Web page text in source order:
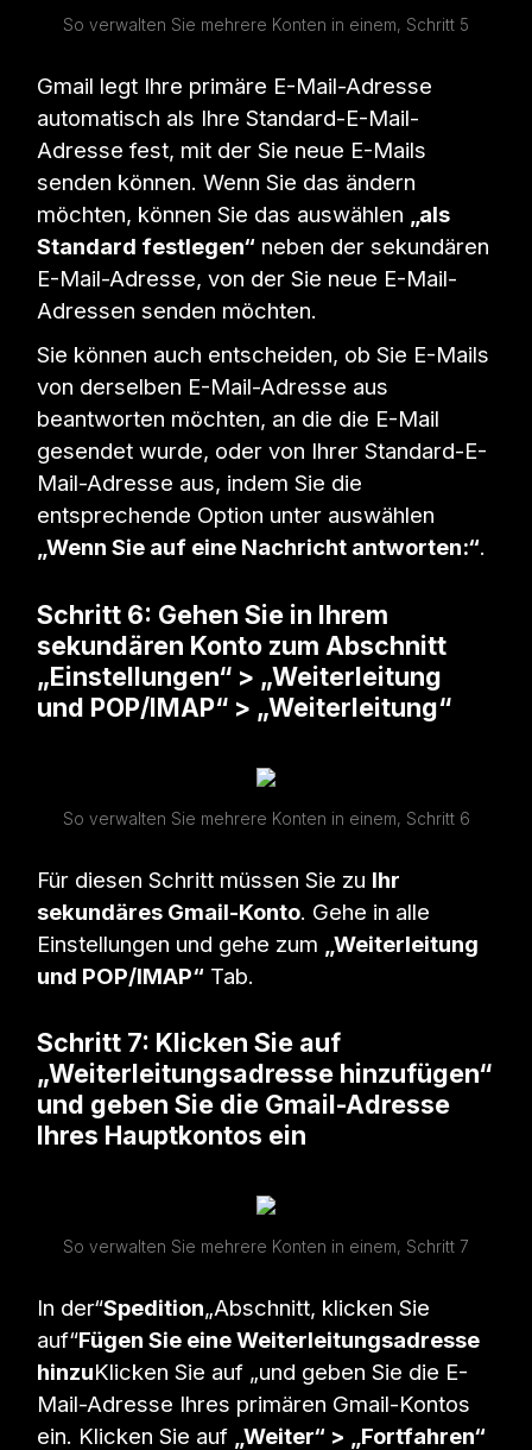
So verwalten Sie mehrere Konten in einem, Schritt 5
Gmail legt Ihre primäre E-Mail-Adresse
automatisch als Ihre Standard-E-Mail-
Adresse fest, mit der Sie neue E-Mails
senden können. Wenn Sie das ändern
möchten, können Sie das auswählen
„als
Standard festlegen“ neben der sekundären
E-Mail-Adresse, von der Sie neue E-Mail-
Adressen senden möchten.
Sie können auch entscheiden, ob Sie E-Mails
von derselben E-Mail-Adresse aus
beantworten möchten, an die die E-Mail
gesendet wurde, oder von Ihrer Standard-E-
Mail-Adresse aus, indem Sie die
entsprechende Option unter auswählen
„Wenn Sie auf eine Nachricht antworten:“.
Schritt 6: Gehen Sie in Ihrem
sekundären Konto zum Abschnitt
„Einstellungen“ > „Weiterleitung
und POP/IMAP“ > „Weiterleitung“
So verwalten Sie mehrere Konten in einem, Schritt 6
Für diesen Schritt müssen Sie zu Ihr
sekundäres Gmail-Konto. Gehe in alle
Einstellungen und gehe zum
„Weiterleitung
und POP/IMAP“ Tab.
Schritt 7: Klicken Sie auf
„Weiterleitungsadresse hinzufügen“
und geben Sie die Gmail-Adresse
Ihres Hauptkontos ein
So verwalten Sie mehrere Konten in einem, Schritt 7
In der“Spedition„Abschnitt, klicken Sie
auf“Fügen Sie eine Weiterleitungsadresse
hinzuKlicken Sie auf „und geben Sie die E-
Mail-Adresse Ihres primären Gmail-Kontos
ein. Klicken Sie auf „Weiter“ > „Fortfahren“